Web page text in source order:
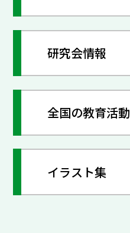
研究会情報
全国の教育活動
イラスト集